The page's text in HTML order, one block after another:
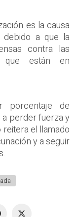
es la causa
debido a que la
contra las
que están en
porcentaje de
a perder fuerza y
el llamado
y a seguir